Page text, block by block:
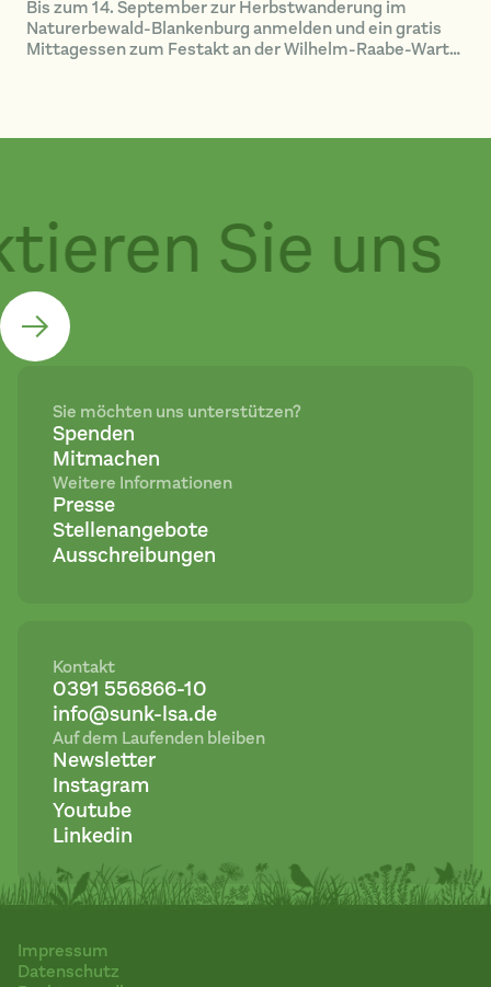
Bis zum 14. September zur Herbstwanderung im
Naturerbewald-Blankenburg anmelden und ein gratis
Mittagessen zum Festakt an der Wilhelm-Raabe-Warte
Sie uns
Sie möchten uns unterstützen?
Spenden
Mitmachen
Weitere Informationen
Presse
Stellenangebote
Ausschreibungen
Kontakt
0391 556866-10
info@sunk-lsa.de
Auf dem Laufenden bleiben
Newsletter
Instagram
Youtube
Linkedin
Impressum
Datenschutz